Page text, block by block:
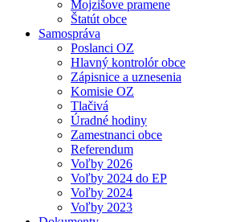
Mojzišove pramene
Štatút obce
Samospráva
Poslanci OZ
Hlavný kontrolór obce
Zápisnice a uznesenia
Komisie OZ
Tlačivá
Úradné hodiny
Zamestnanci obce
Referendum
Voľby 2026
Voľby 2024 do EP
Voľby 2024
Voľby 2023